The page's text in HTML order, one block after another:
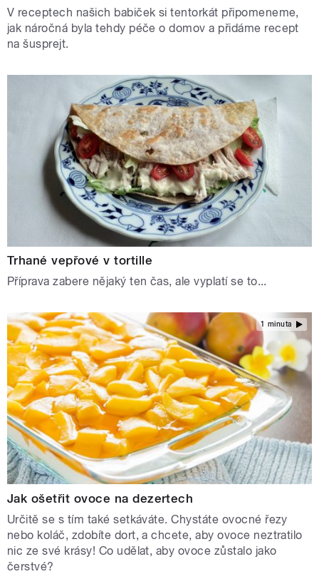
V receptech našich babiček si tentorkát připomeneme,
jak náročná byla tehdy péče o domov a přidáme recept
na šusprejt.
Trhané vepřové v tortille
Příprava zabere nějaký ten čas, ale vyplatí se to...
1 minuta
Jak ošetřit ovoce na dezertech
Určitě se s tím také setkáváte. Chystáte ovocné řezy
nebo koláč, zdobíte dort, a chcete, aby ovoce neztratilo
nic ze své krásy! Co udělat, aby ovoce zůstalo jako
čerstvé?